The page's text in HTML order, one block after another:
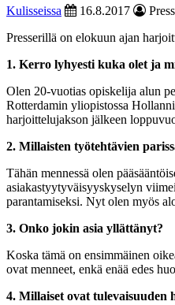
Kulisseissa 16.8.2017
Presserillä on elokuun ajan
1. Kerro lyhyesti kuka olet ja
Olen 20-vuotias opiskelija alun
Rotterdamin yliopistossa
harjoittelujakson jälkeen
2. Millaisten työtehtävien
Tähän mennessä olen
asiakastyytyväisyyskyselyn
parantamiseksi. Nyt olen myös
3. Onko jokin asia yllättänyt?
Koska tämä on ensimmäinen
ovat menneet, enkä enää edes
4. Millaiset ovat tulevaisuuden